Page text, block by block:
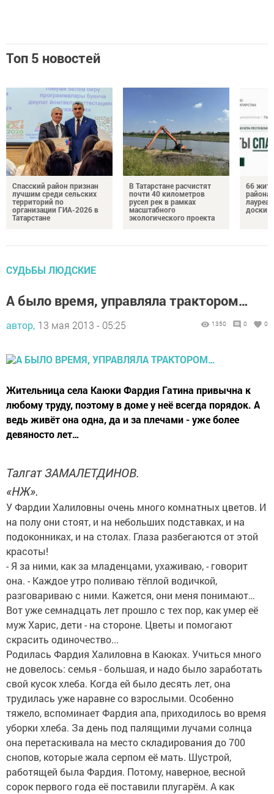
Топ 5 новостей
Спасский район признан
лучшим среди сельских
территорий по
организации ГИА-2026 в
Татарстане
В Татарстане расчистят
почти 40 километров
русел рек в рамках
масштабного
экологического проекта
66
района
доски
СУДЬБЫ ЛЮДСКИЕ
А было время, управляла трактором…
автор, 13 мая 2013 - 05:25 1350 0 0
Жительница села Каюки Фардия Гатина привычна к
любому труду, поэтому в доме у неё всегда порядок. А
ведь живёт она одна, да и за плечами - уже более
девяносто лет…
Талгат ЗАМАЛЕТДИНОВ.
«НЖ».
У Фардии Халиловны очень много комнатных цветов. И
на полу они стоят, и на небольших подставках, и на
подоконниках, и на столах. Глаза разбегаются от этой
красоты!
- Я за ними, как за младенцами, ухаживаю, - говорит
она. - Каждое утро поливаю тёплой водичкой,
разговариваю с ними. Кажется, они меня понимают…
Вот уже семнадцать лет прошло с тех пор, как умер её
муж Харис, дети - на стороне. Цветы и помогают
скрасить одиночество...
Родилась Фардия Халиловна в Каюках. Учиться много
не довелось: семья - большая, и надо было заработать
свой кусок хлеба. Когда ей было десять лет, она
трудилась уже наравне со взрослыми. Особенно
тяжело, вспоминает Фардия апа, приходилось во время
уборки хлеба. За день под палящими лучами солнца
она перетаскивала на место складирования до 700
снопов, которые жала серпом её мать. Шустрой,
работящей была Фардия. Потому, наверное, весной
сорок первого года её поставили плугарём. А как